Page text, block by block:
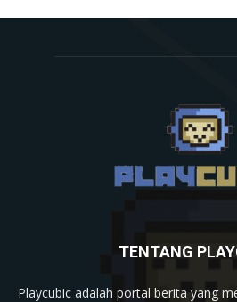
TENTANG
Playcubic adalah portal berita yang